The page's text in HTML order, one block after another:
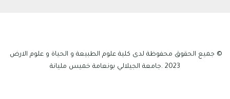
© جميع الحقوق محفوظة لدى كلية علوم الطبيعة و الحياة و علوم الارض
2023 .جامعة الجيلالي بونعامة خميس مليانة